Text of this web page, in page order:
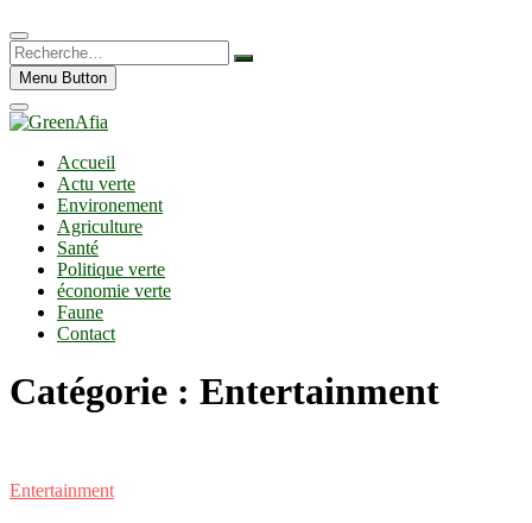
Recherche…
Menu Button
Accueil
Actu verte
Environement
Agriculture
Santé
Politique verte
économie verte
Faune
Contact
Catégorie : Entertainment
Entertainment